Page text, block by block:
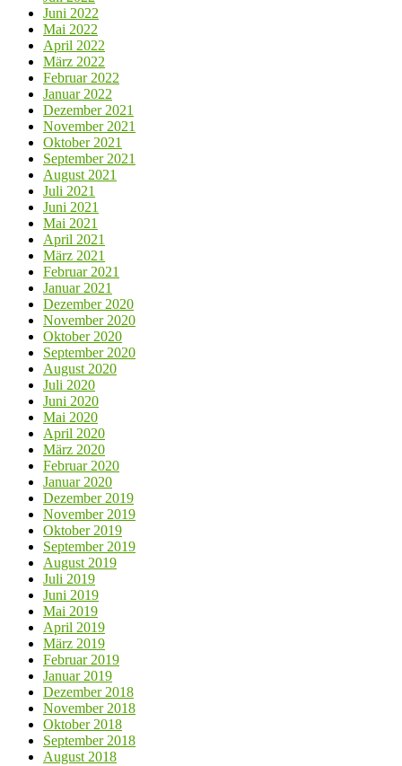
Juni 2022
Mai 2022
April 2022
März 2022
Februar 2022
Januar 2022
Dezember 2021
November 2021
Oktober 2021
September 2021
August 2021
Juli 2021
Juni 2021
Mai 2021
April 2021
März 2021
Februar 2021
Januar 2021
Dezember 2020
November 2020
Oktober 2020
September 2020
August 2020
Juli 2020
Juni 2020
Mai 2020
April 2020
März 2020
Februar 2020
Januar 2020
Dezember 2019
November 2019
Oktober 2019
September 2019
August 2019
Juli 2019
Juni 2019
Mai 2019
April 2019
März 2019
Februar 2019
Januar 2019
Dezember 2018
November 2018
Oktober 2018
September 2018
August 2018